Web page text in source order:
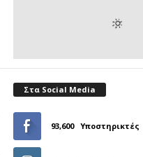
Στα Social Media
93,600 Υποστηρικτές